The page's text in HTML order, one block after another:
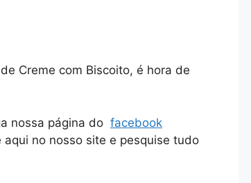
Creme com Biscoito, é hora de
nossa página do facebook
no nosso site e pesquise tudo